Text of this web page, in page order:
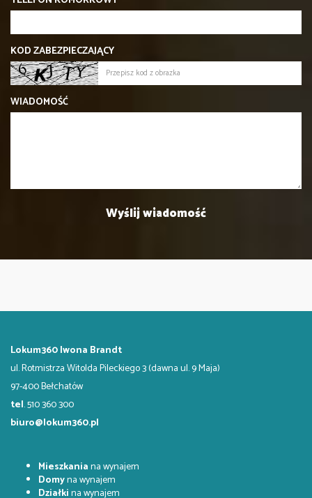
KOD ZABEZPIECZAJĄCY
WIADOMOŚĆ
Lokum360 Iwona Brandt
ul. Rotmistrza Witolda Pileckiego 3 (dawna ul. 9 Maja)
97-400 Bełchatów
tel. 510 360 300
biuro@lokum360.pl
Mieszkaniana wynajem
Domyna wynajem
Działkina wynajem